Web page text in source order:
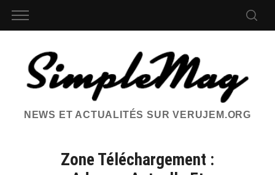
NEWS ET ACTUALITÉS SUR VERUJEM.ORG
Zone Téléchargement :